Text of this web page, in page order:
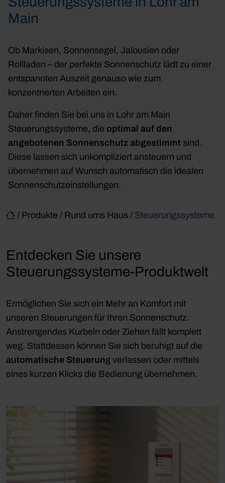
/ Produkte / Rund ums Haus / Steuerungssysteme
Main
Ob Markisen, Sonnensegel, Jalousien oder
Rollladen – der perfekte Sonnenschutz lädt zu einer
entspannten Auszeit genauso wie zum
konzentrierten Arbeiten ein.
Daher finden Sie bei uns in Lohr am Main
Steuerungssysteme, die optimal auf den
angebotenen Sonnenschutz abgestimmt sind.
Diese lassen sich unkompliziert ansteuern und
übernehmen auf Wunsch automatisch die idealen
Sonnenschutzeinstellungen.
Entdecken Sie unsere
Steuerungssysteme-Produktwelt
Ermöglichen Sie sich ein Mehr an Komfort mit
unseren Steuerungen für Ihren Sonnenschutz.
Anstrengendes Kurbeln oder Ziehen fällt komplett
weg. Stattdessen können Sie sich beruhigt auf die
automatische Steuerung verlassen oder mittels
eines kurzen Klicks die Bedienung übernehmen.